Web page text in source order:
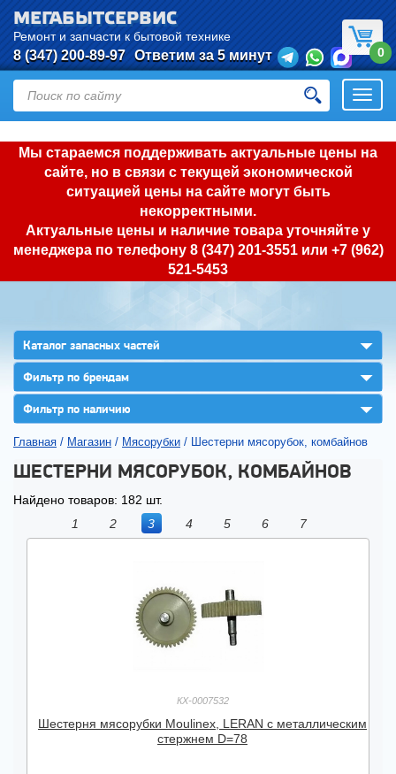
Мы стараемся поддерживать актуальные цены на
сайте, но в связи с текущей экономической
ситуацией цены на сайте могут быть
некорректными.
Актуальные цены и наличие товара уточняйте у
менеджера по телефону 8 (347) 201-3551или +7 (962)
521-5453
МЕГАБЫТСЕРВИС
Ремонт и запчасти к бытовой технике
8 (347) 200-89-97 Ответим за 5 минут 0
Каталог запасных частей ▼
Фильтр по брендам ▼
Фильтр по наличию ▼
Главная / Магазин / Мясорубки / Шестерни мясорубок, комбайнов
ШЕСТЕРНИ МЯСОРУБОК, КОМБАЙНОВ
Найдено товаров: 182 шт.
1
2 3 4 5 6 7
КХ-0007532
Шестерня мясорубки Moulinex, LERAN с металлическим
стержнем D=78